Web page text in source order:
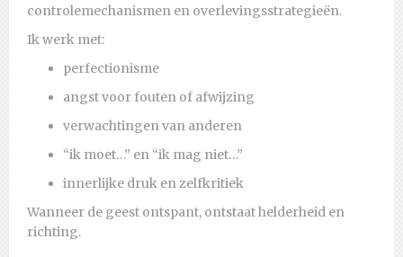
controlemechanismen en overlevingsstrategieën.
Ik werk met:
perfectionisme
angst voor fouten of afwijzing
verwachtingen van anderen
“ik moet…” en “ik mag niet…”
innerlijke druk en zelfkritiek
Wanneer de geest ontspant, ontstaat helderheid en
richting.